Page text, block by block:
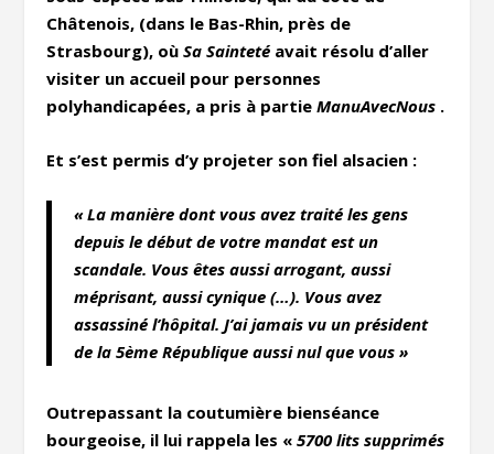
Châtenois, (dans le Bas-Rhin, près de
Strasbourg), oùSa Sainteté avait résolu d’aller
visiter un accueil pour personnes
polyhandicapées, a pris à partie ManuAvecNous .
Et s’est permis d’y projeter son fiel alsacien :
« La manière dont vous avez traité les gens
depuis le début de votre mandat est un
scandale. Vous êtes aussi arrogant, aussi
méprisant, aussi cynique (…). Vous avez
assassiné l’hôpital. J’ai jamais vu un président
de la 5ème République aussi nul que vous »
Outrepassant la coutumière bienséance
bourgeoise, il lui rappela les «5700 lits supprimés